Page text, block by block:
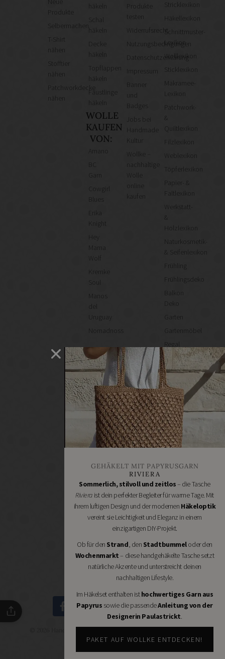
Produkte
Selbermachen
T-Shirt
Stofftier
Patchworkdecke
häkeln
häkeln
Topflappen
häkeln
Fäustlinge
häkeln
WOLLE
KAUFEN
VON:
Cowgirl
Knight
Mama
Wolf
Kremke
Manos
Uruguay
Nomadnoss
Produkte
testen
Widerrufsrecht
Nutzungsbedingungen
Datenschutzerklärung
Kultur
Wollke –
nachhaltige
kaufen
Stricklexikon
Häkellexikon
Schnittmuster-
Lexikon
Wolllexikon
Sticklexikon
Makramee-
Lexikon
Patchwork-
&
Quiltlexikon
Filzlexikon
Weblexikon
Töpferlexikon
Papier- &
Faltlexikon
Werkstatt-
&
Holzlexikon
Naturkosmetik-
& Seifenlexikon
Frühling
Frühlingsdeko
Balkon
Deko
Garten
Gartenmöbel
Regal
selber
machen
Heimwerken
Renovieren
DIY
GESCHÄFTE
Bastelbedarf
Stoffgeschäfte
Handgemachtes
Schneidereibedarf
Handarbeitszubehör
DIY
Online
Shops
Schmuckzubehör
Nähmaschinen
selbermachen.
GEHÄKELT MIT PAPYRUSGARN
RIVIERA
Sommerlich, stilvoll und zeitlos– die Tasche
Rivieraist dein perfekter Begleiter für warme Tage. Mit
ihrem luftigen Design und der modernen Häkeloptik
vereint sie Leichtigkeit und Eleganz in einem
einzigartigen DIY-Projekt.
Ob für den Strand, den Stadtbummeloder den
Wochenmarkt– diese handgehäkelte Tasche setzt
natürliche Akzente und unterstreicht deinen
nachhaltigen Lifestyle.
Im Häkelset enthalten isthochwertiges Garn aus
Papyrus sowie die passendeAnleitung von der
Designerin Paulastrickt.
PAKET AUF WOLLKE ENTDECKEN!